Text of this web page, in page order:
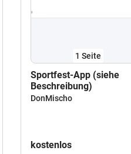
1 Seite
Sportfest-App (siehe
Beschreibung)
DonMischo
kostenlos